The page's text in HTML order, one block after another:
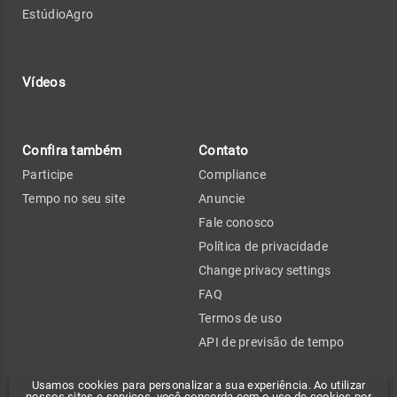
Usamos cookies para personalizar a sua experiência. Ao utilizar
EstúdioAgro
Vídeos
Confira também
Participe
Tempo no seu site
Contato
Compliance
Anuncie
Fale conosco
Política de privacidade
Change privacy settings
FAQ
Termos de uso
API de previsão de tempo